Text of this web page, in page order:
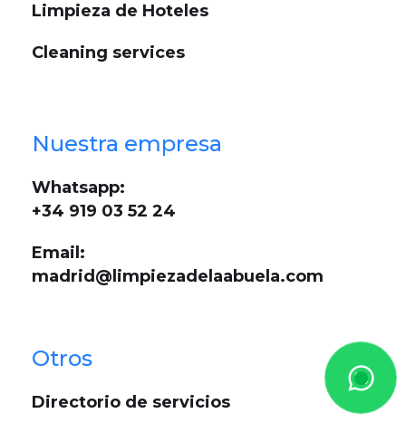
Limpieza de Hoteles
Cleaning services
Nuestra empresa
Whatsapp:
+34 919 03 52 24
Email:
madrid@limpiezadelaabuela.com
Otros
Directorio de servicios